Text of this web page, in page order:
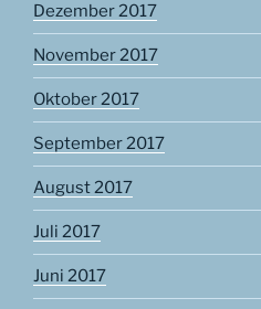
Dezember 2017
November 2017
Oktober 2017
September 2017
August 2017
Juli 2017
Juni 2017